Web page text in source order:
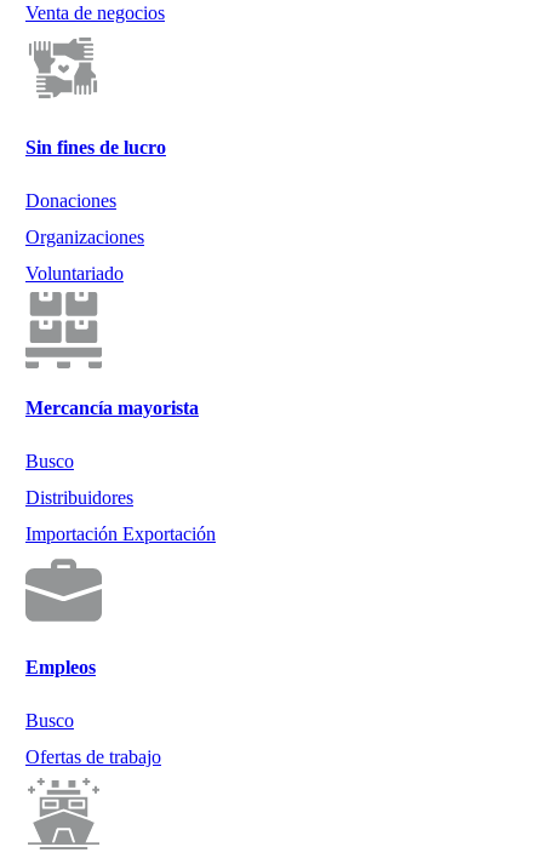
Venta de negocios
Sin fines de lucro
Donaciones
Organizaciones
Voluntariado
Mercancía mayorista
Busco
Distribuidores
Importación Exportación
Empleos
Busco
Ofertas de trabajo